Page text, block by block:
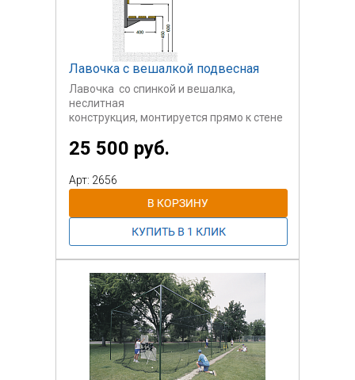
Лавочка с вешалкой подвесная
Лавочка со спинкой и вешалка,
неслитная
конструкция, монтируется прямо к стене
25 500 руб.
Арт: 2656